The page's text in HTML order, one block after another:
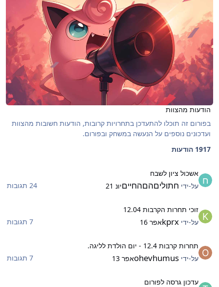
הודעות מהצוות
בפורום זה תוכלו להתעדכן בתחרויות קרובות, הודעות חשובות מהצוות
ועדכונים נוספים על הנעשה במשחק ובפורום.
1917 הודעות
אשכול ציון לשבח
על-ידי חתוליםהםהחייםיונ 21
24 תגובות
זוכי תחרות הקרבות 12.04
על-ידי kprxאפר 16
7 תגובות
תחרות קרבות 12.4 - יום הולדת לליגה.
על-ידי ohevhumusאפר 13
7 תגובות
עדכון גרסה לפורום